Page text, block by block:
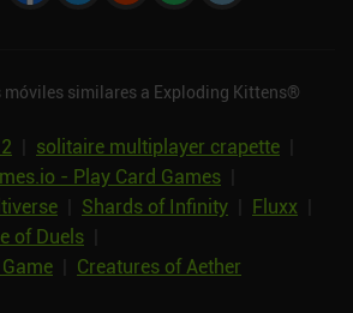
móviles similares a Exploding Kittens®
solitaire multiplayer crapette
- Play Card Games
Shards of Infinity Fluxx
of Duels
Creatures of Aether